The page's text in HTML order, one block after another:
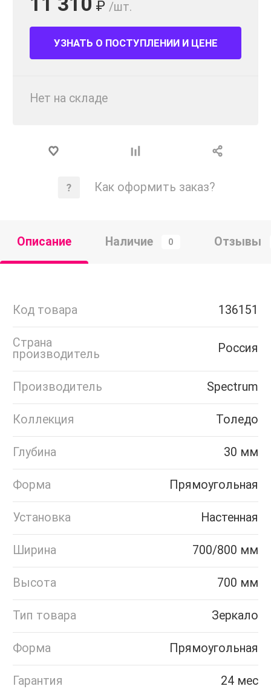
₽ /шт.
УЗНАТЬ О ПОСТУПЛЕНИИ И ЦЕНЕ
Нет на складе
Как оформить заказ?
Описание Наличие 0 Отзывы
Код товара 136151
Страна
производитель
Россия
Производитель Spectrum
Коллекция Толедо
Глубина 30 мм
Форма Прямоугольная
Установка Настенная
Ширина 700/800 мм
Высота 700 мм
Тип товара Зеркало
Форма Прямоугольная
Гарантия 24 мес